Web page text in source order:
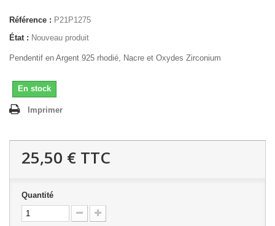
Référence : P21P1275
État : Nouveau produit
Pendentif en Argent 925 rhodié, Nacre et Oxydes Zirconium
En stock
Imprimer
25,50 € TTC
Quantité